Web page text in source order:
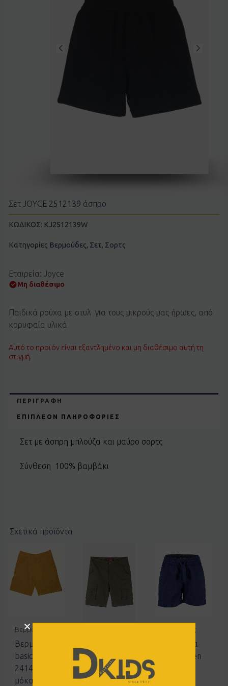
Σετ JOYCE 2512139 άσπρο
ΚΩΔΙΚΟΣ: KJ2512139W
Κατηγορίες Βερμούδες, Σετ, Σορτς
Εταιρεία: Joyce
Μη διαθέσιμο
Παιδικά ρούχα με στυλ για τους μικρούς μας ήρωες, από
κορυφαία υλικά
Αυτό το προϊόν είναι εξαντλημένο και μη διαθέσιμο αυτή τη
στιγμή.
ΠΕΡΙΓΡΑΦΉ
ΕΠΙΠΛΈΟΝ ΠΛΗΡΟΦΟΡΊΕΣ
Σετ με άσπρη μπλούζα και μαύρο σορτς
Σύνθεση 100% βαμβάκι
Σχετικά προϊόντα
Βερμούδες
Βερμούδα
basic Joyce
2414852
μόκα
Βερμούδα
cargo
Joyce
Βερμούδες
Βερμούδα
Blue Seven